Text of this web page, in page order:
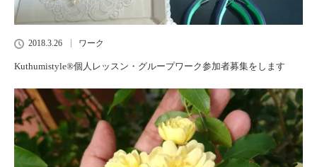
2018.3.26 ワーク
Kuthumistyle®個人レッスン・グループワーク参加者募集をします